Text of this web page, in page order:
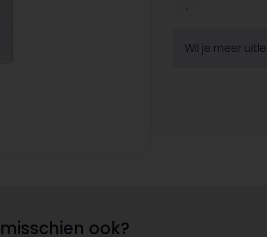
Wil je meer
ook?